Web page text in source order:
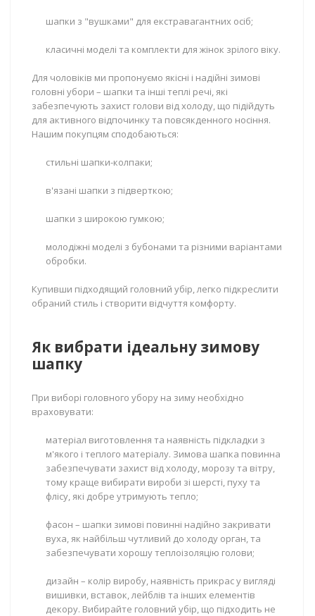
шапки з "вушками" для екстравагантних осіб;
класичні моделі та комплекти для жінок зрілого віку.
Для чоловіків ми пропонуємо якісні і надійні зимові
головні убори – шапки та інші теплі речі, які
забезпечують захист голови від холоду, що підійдуть
для активного відпочинку та повсякденного носіння.
Нашим покупцям сподобаються:
стильні шапки-колпаки;
в'язані шапки з підверткою;
шапки з широкою гумкою;
молодіжні моделі з бубонами та різними варіантами
обробки.
Купивши підходящий головний убір, легко підкреслити
обраний стиль і створити відчуття комфорту.
Як вибрати ідеальну зимову
шапку
При виборі головного убору на зиму необхідно
враховувати:
матеріал виготовлення та наявність підкладки з
м'якого і теплого матеріалу. Зимова шапка повинна
забезпечувати захист від холоду, морозу та вітру,
тому краще вибирати вироби зі шерсті, пуху та
флісу, які добре утримують тепло;
фасон – шапки зимові повинні надійно закривати
вуха, як найбільш чутливий до холоду орган, та
забезпечувати хорошу теплоізоляцію голови;
дизайн – колір виробу, наявність прикрас у вигляді
вишивки, вставок, лейблів та інших елементів
декору. Вибирайте головний убір, що підходить не